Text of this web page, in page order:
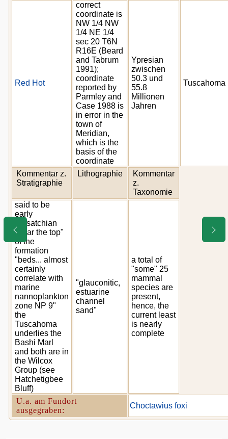
Red Hot
correct
coordinate is
NW 1/4 NW
1/4 NE 1/4
sec 20 T6N
R16E (Beard
and Tabrum
1991);
coordinate
reported by
Parmley and
Case 1988 is
in error in the
town of
Meridian,
which is the
basis of the
coordinate
Ypresian
zwischen
50.3 und
55.8
Millionen
Jahren
Tuscahoma
Kommentar z.
Stratigraphie
Lithographie
Kommentar
z.
Taxonomie
said to be
early
Wasatchian
"near the top"
of the
formation
"beds... almost
certainly
correlate with
marine
nannoplankton
zone NP 9"
the
Tuscahoma
underlies the
Bashi Marl
and both are in
the Wilcox
Group (see
Hatchetigbee
Bluff)
"glauconitic,
estuarine
channel
sand"
a total of
"some" 25
mammal
species are
present,
hence, the
current least
is nearly
complete
U.a. am Fundort
ausgegraben:
Choctawius foxi